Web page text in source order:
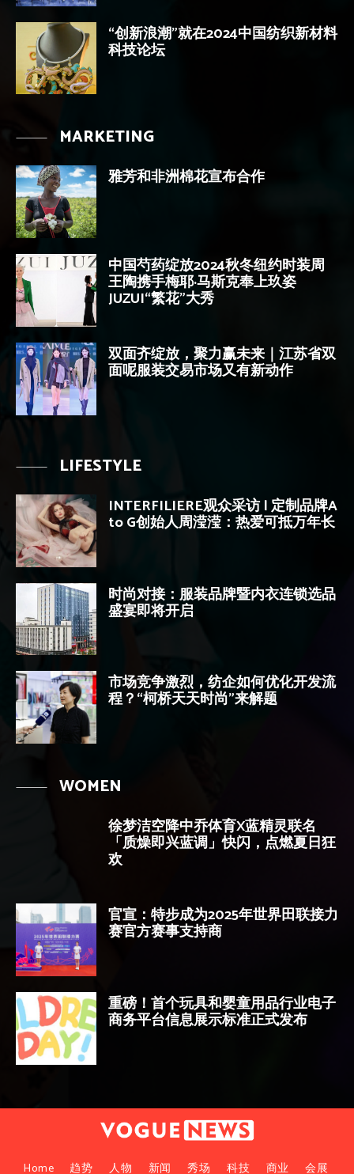
“创新浪潮”就在2024中国纺织新材料
科技论坛
MARKETING
雅芳和非洲棉花宣布合作
中国芍药绽放2024秋冬纽约时装周
王陶携手梅耶·马斯克奉上玖姿
JUZUI“繁花”大秀
双面齐绽放，聚力赢未来｜江苏省双
面呢服装交易市场又有新动作
LIFESTYLE
INTERFILIERE观众采访 | 定制品牌A
to G创始人周滢滢：热爱可抵万年长
时尚对接：服装品牌暨内衣连锁选品
盛宴即将开启
市场竞争激烈，纺企如何优化开发流
程？“柯桥天天时尚”来解题
WOMEN
徐梦洁空降中乔体育X蓝精灵联名
「质燥即兴蓝调」快闪，点燃夏日狂
欢
官宣：特步成为2025年世界田联接力
赛官方赛事支持商
重磅！首个玩具和婴童用品行业电子
商务平台信息展示标准正式发布
Home 趋势 人物 新闻 秀场 科技 商业 会展